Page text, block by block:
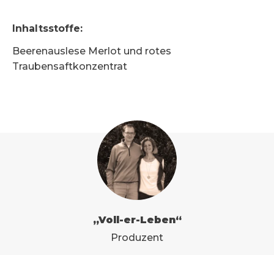
Inhaltsstoffe:
Beerenauslese Merlot und rotes
Traubensaftkonzentrat
„Voll-er-Leben“
Produzent